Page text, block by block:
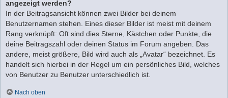
angezeigt werden?
In der Beitragsansicht können zwei Bilder bei deinem
Benutzernamen stehen. Eines dieser Bilder ist meist mit deinem
Rang verknüpft: Oft sind dies Sterne, Kästchen oder Punkte, die
deine Beitragszahl oder deinen Status im Forum angeben. Das
andere, meist größere, Bild wird auch als „Avatar“ bezeichnet. Es
handelt sich hierbei in der Regel um ein persönliches Bild, welches
von Benutzer zu Benutzer unterschiedlich ist.
Nach oben